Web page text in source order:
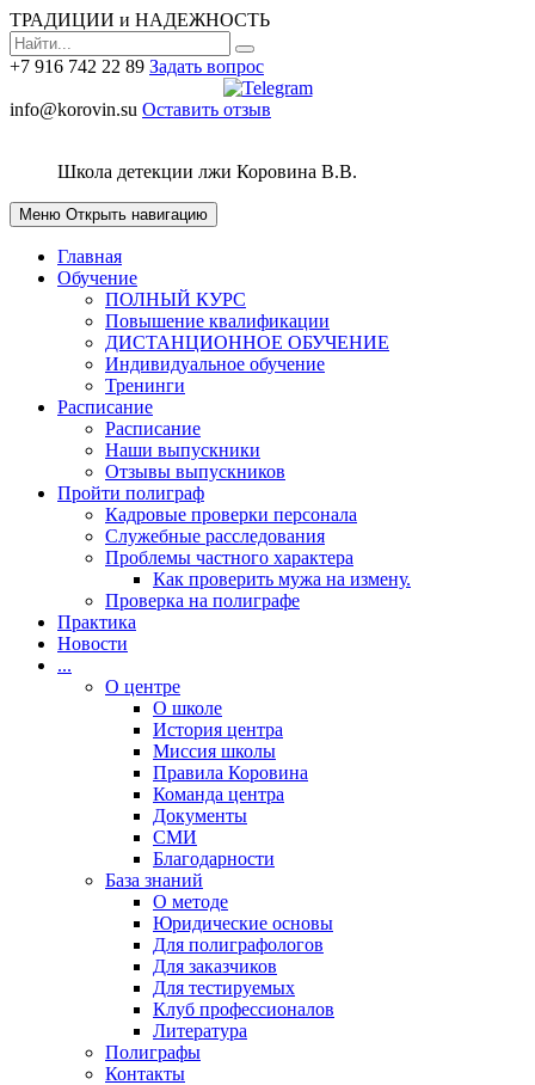
ТРАДИЦИИ и НАДЕЖНОСТЬ
+7 916 742 22 89 Задать вопрос
info@korovin.su Оставить отзыв
Школа детекции лжи Коровина В.В.
Меню Открыть навигацию
Главная
Обучение
ПОЛНЫЙ КУРС
Повышение квалификации
ДИСТАНЦИОННОЕ ОБУЧЕНИЕ
Индивидуальное обучение
Тренинги
Расписание
Расписание
Наши выпускники
Отзывы выпускников
Пройти полиграф
Кадровые проверки персонала
Cлужебные расследования
Проблемы частного характера
Как проверить мужа на измену.
Проверка на полиграфе
Практика
Новости
...
О центре
О школе
История центра
Миссия школы
Правила Коровина
Команда центра
Документы
СМИ
Благодарности
База знаний
О методе
Юридические основы
Для полиграфологов
Для заказчиков
Для тестируемых
Клуб профессионалов
Литература
Полиграфы
Контакты